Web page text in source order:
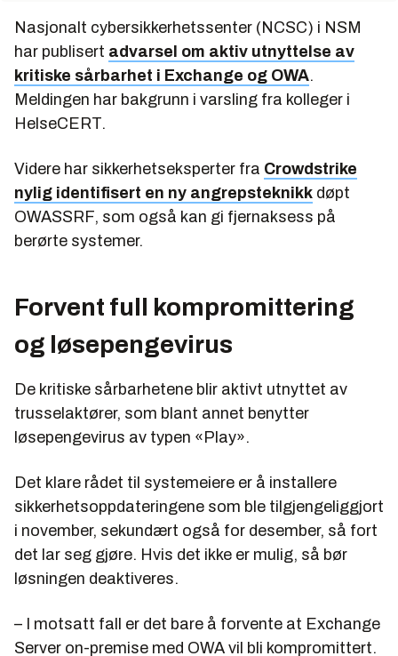
Nasjonalt cybersikkerhetssenter (NCSC) i NSM
har publisert advarsel om aktiv utnyttelse av
kritiske sårbarhet i Exchange og OWA.
Meldingen har bakgrunn i varsling fra kolleger i
HelseCERT.
Videre har sikkerhetseksperter fra Crowdstrike
nylig identifisert en ny angrepsteknikk døpt
OWASSRF, som også kan gi fjernaksess på
berørte systemer.
Forvent full kompromittering
og løsepengevirus
De kritiske sårbarhetene blir aktivt utnyttet av
trusselaktører, som blant annet benytter
løsepengevirus av typen «Play».
Det klare rådet til systemeiere er å installere
sikkerhetsoppdateringene som ble tilgjengeliggjort
i november, sekundært også for desember, så fort
det lar seg gjøre. Hvis det ikke er mulig, så bør
løsningen deaktiveres.
– I motsatt fall er det bare å forvente at Exchange
Server on-premise med OWA vil bli kompromittert.